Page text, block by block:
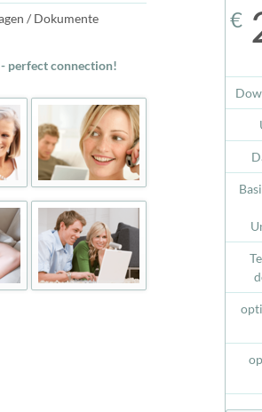
€
/ Dokumente
perfect connection!